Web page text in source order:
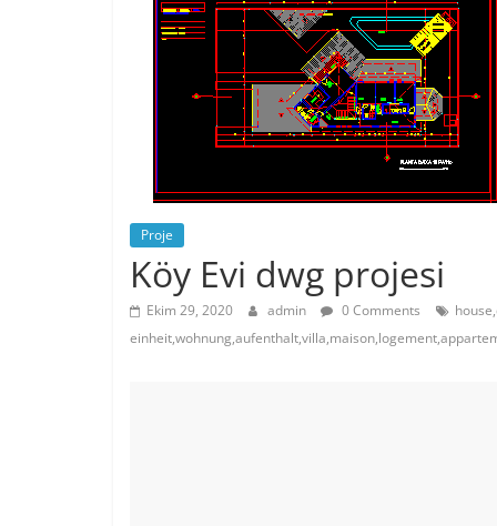
Proje
Köy Evi dwg projesi
Ekim 29, 2020 admin 0 Comments